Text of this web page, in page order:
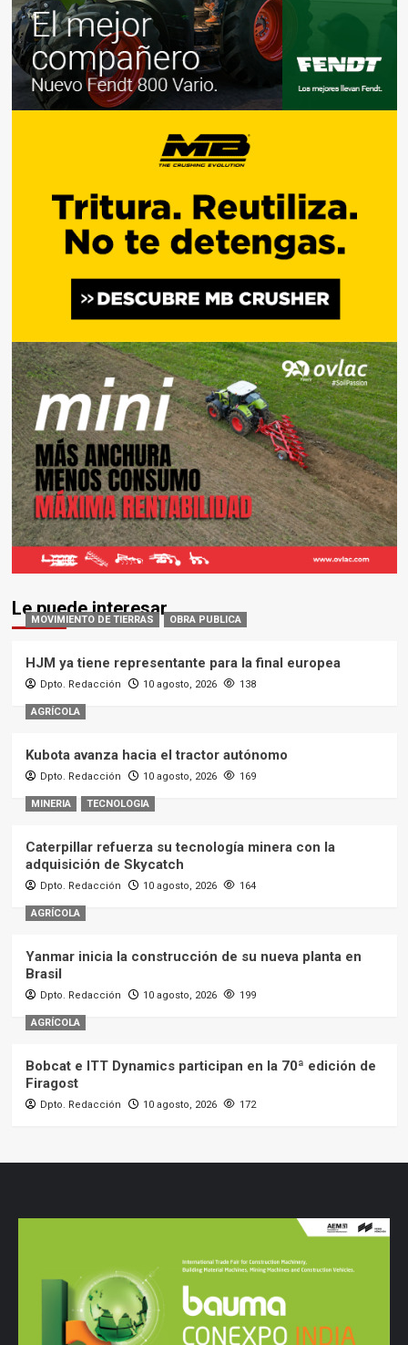
Le puede interesar
MOVIMIENTO DE TIERRAS OBRA PUBLICA
HJM ya tiene representante para la final europea
Dpto. Redacción 10 agosto, 2026 138
AGRÍCOLA
Kubota avanza hacia el tractor autónomo
Dpto. Redacción 10 agosto, 2026 169
MINERIA TECNOLOGIA
Caterpillar refuerza su tecnología minera con la
adquisición de Skycatch
Dpto. Redacción 10 agosto, 2026 164
AGRÍCOLA
Yanmar inicia la construcción de su nueva planta en
Brasil
Dpto. Redacción 10 agosto, 2026 199
AGRÍCOLA
Bobcat e ITT Dynamics participan en la 70ª edición de
Firagost
Dpto. Redacción 10 agosto, 2026 172